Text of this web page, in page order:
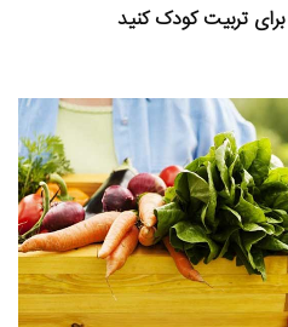
تربیت کودک کنید